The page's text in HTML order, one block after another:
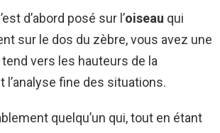
d’abord posé sur l’oiseau qui
sur le dos du zèbre, vous avez une
vers les hauteurs de la
l’analyse fine des situations.
quelqu’un qui, tout en étant